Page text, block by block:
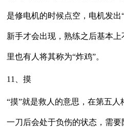
是修电机的时候点空，电机发
新手才会出现，熟练之后基本
里也有人将其称为“炸鸡”。
11、摸
“摸”就是救人的意思，在第五
一刀后会处于负伤的状态，需